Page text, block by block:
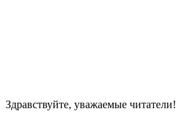
Здравствуйте, уважаемые читатели!